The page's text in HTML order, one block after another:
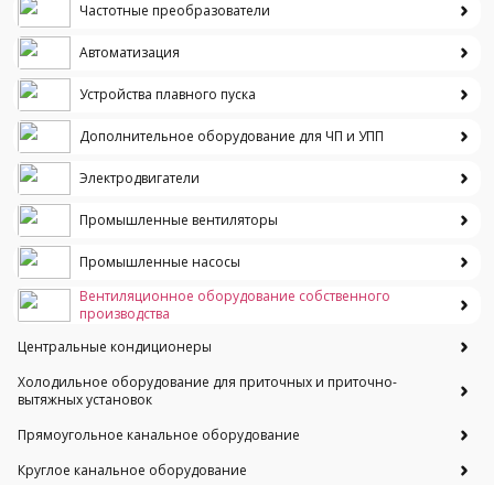
Частотные преобразователи
Автоматизация
Устройства плавного пуска
Дополнительное оборудование для ЧП и УПП
Электродвигатели
Промышленные вентиляторы
Промышленные насосы
Вентиляционное оборудование собственного
производства
Центральные кондиционеры
Холодильное оборудование для приточных и приточно-
вытяжных установок
Прямоугольное канальное оборудование
Круглое канальное оборудование